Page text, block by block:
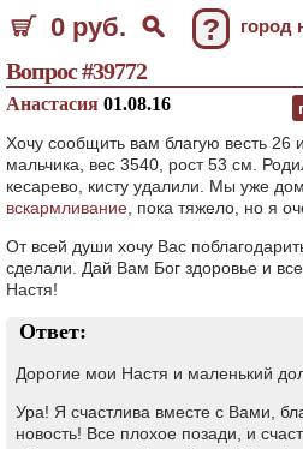
0 руб. ? город
Вопрос #39772
Анастасия 01.08.16
Хочу сообщить вам благую весть 26
мальчика, вес 3540, рост 53 см.
кесарево, кисту удалили. Мы уже
вскармливание , пока тяжело, но я
От всей души хочу Вас
сделали. Дай Вам Бог здоровье и
Настя!
Ответ:
Дорогие мои Настя и маленький
Ура! Я счастлива вместе с Вами,
новость! Все плохое позади, и